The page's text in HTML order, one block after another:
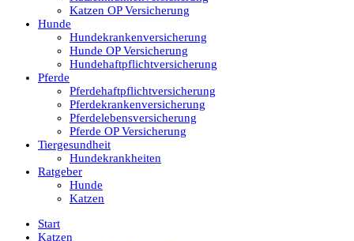
Katzen OP Versicherung
Hunde
Hundekrankenversicherung
Hunde OP Versicherung
Hundehaftpflichtversicherung
Pferde
Pferdehaftpflichtversicherung
Pferdekrankenversicherung
Pferdelebensversicherung
Pferde OP Versicherung
Tiergesundheit
Hundekrankheiten
Ratgeber
Hunde
Katzen
Start
Katzen